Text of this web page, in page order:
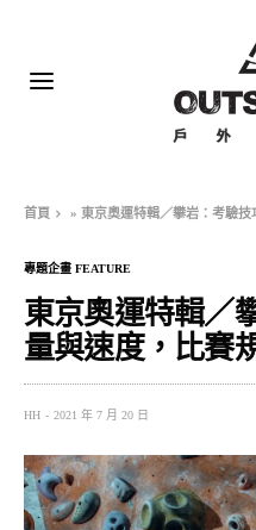
首頁 »東京奧運特輯／攀岩：考驗
專題企畫 FEATURE
東京奧運特輯／
量與速度，比賽
HH 2021 年 7 月 20 日